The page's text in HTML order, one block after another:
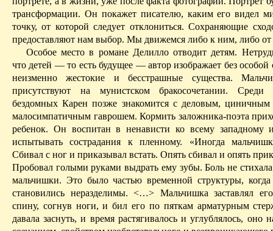
трансформации. Он покажет писателю, каким его видел
точку, от которой следует отклониться. Сохраняющие
предоставляют нам выбор. Мы движемся либо к ним, либо
Особое место в романе Делиллоотводит детям.
что детей — то есть будущее — автор изображает без
неизменно жестокие и бесстрашные существа.
присутствуют на мунистскомбракосочетании. Среди
бездомных Карен позже знакомится с деловым,
малосимпатичным гаврошем. Кормить заложника-поэта
ребенок. Он воспитан в ненависти ко всему западному
испытывать сострадания к пленному. «Иногда
Сбивал с ног и приказывал встать. Опять сбивал и опять
Пробовал голыми руками выдрать ему зубы. Боль не
мальчишки. Это было частью временной структуры,
становились неразделимы. <…> Мальчишка заставлял
спину, согнув ноги, и бил его по пяткам арматурным
давала заснуть, и время растягивалось и углублялось, оно